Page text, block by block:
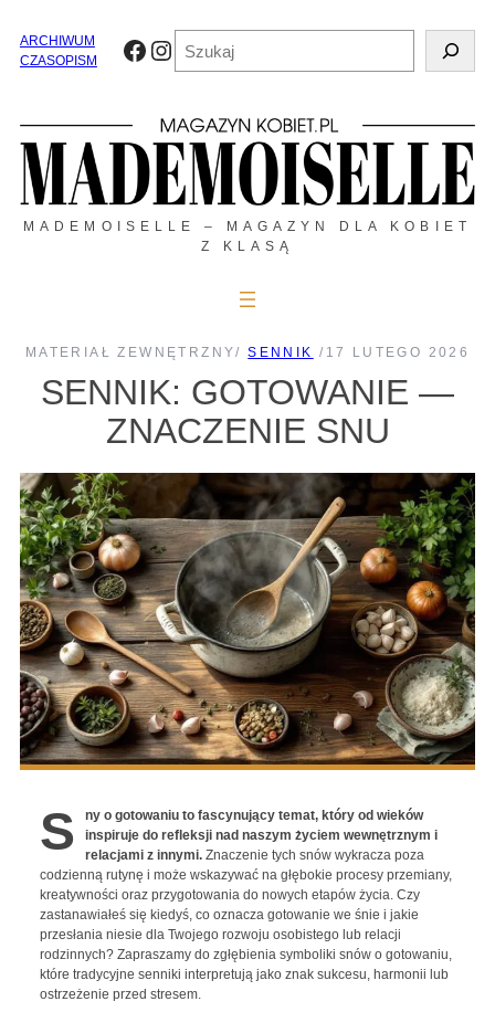
treściARCHIWUM
CZASOPISM
Facebook
Instagram
MADEMOISELLE – MAGAZYN DLA KOBIET
Z KLASĄ
MATERIAŁ ZEWNĘTRZNY/SENNIK / 17 LUTEGO 2026
SENNIK: GOTOWANIE —
ZNACZENIE SNU
S
ny o gotowaniu to fascynujący temat, który od wieków
inspiruje do refleksji nad naszym życiem wewnętrznym i
relacjami z innymi. Znaczenie tych snów wykracza poza
codzienną rutynę i może wskazywać na głębokie procesy przemiany,
kreatywności oraz przygotowania do nowych etapów życia. Czy
zastanawiałeś się kiedyś, co oznacza gotowanie we śnie i jakie
przesłania niesie dla Twojego rozwoju osobistego lub relacji
rodzinnych? Zapraszamy do zgłębienia symboliki snów o gotowaniu,
które tradycyjne senniki interpretują jako znak sukcesu, harmonii lub
ostrzeżenie przed stresem.